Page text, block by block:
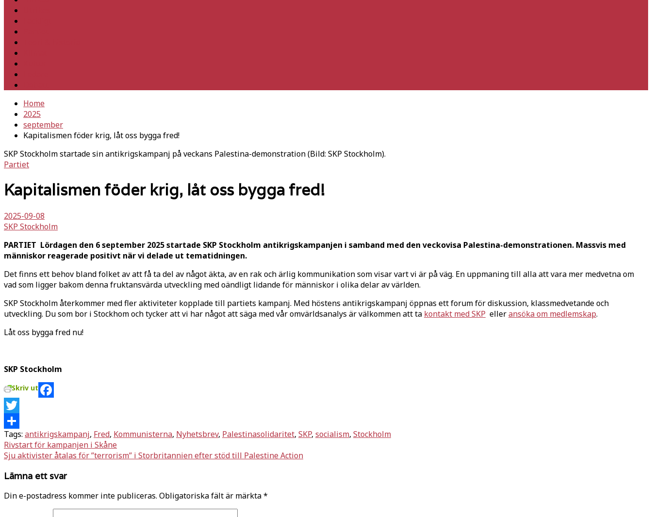
Home
2025
september
Kapitalismen föder krig, låt oss bygga fred!
SKP Stockholm startade sin antikrigskampanj på veckans Palestina-demonstration (Bild: SKP Stockholm).
Partiet
Kapitalismen föder krig, låt oss bygga fred!
2025-09-08
SKP Stockholm
PARTIET Lördagen den 6 september 2025 startade SKP Stockholm antikrigskampanjen i samband med den veckovisa Palestina-demonstrationen. Massvis med
människor reagerade positivt när vi delade ut tematidningen.
Det finns ett behov bland folket av att få ta del av något äkta, av en rak och ärlig kommunikation som visar vart vi är på väg. En uppmaning till alla att vara mer medvetna om
vad som ligger bakom denna fruktansvärda utveckling med oändligt lidande för människor i olika delar av världen.
SKP Stockholm återkommer med fler aktiviteter kopplade till partiets kampanj. Med höstens antikrigskampanj öppnas ett forum för diskussion, klassmedvetande och
utveckling. Du som bor i Stockhom och tycker att vi har något att säga med vår omvärldsanalys är välkommen att ta kontakt med SKP elleransöka om medlemskap.
Låt oss bygga fred nu!
SKP Stockholm
Skriv ut
Facebook
Twitter
Dela
Tags: antikrigskampanj, Fred, Kommunisterna, Nyhetsbrev, Palestinasolidaritet, SKP, socialism, Stockholm
Inläggsnavigering
Rivstart för kampanjen i Skåne
Sju aktivister åtalas för ”terrorism” i Storbritannien efter stöd till Palestine Action
Lämna ett svar
Din e-postadress kommer inte publiceras. Obligatoriska fält är märkta*